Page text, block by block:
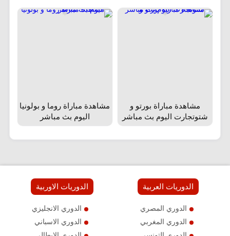
مشاهدة مباراة بورتو و
شتوتجارت اليوم بث مباشر
مشاهدة مباراة روما و بولونيا
اليوم بث مباشر
الدوريات العربية
الدوري المصري
الدوري المغربي
الدوريات الاوربية
الدوري الانجليزي
الدوري الاسباني